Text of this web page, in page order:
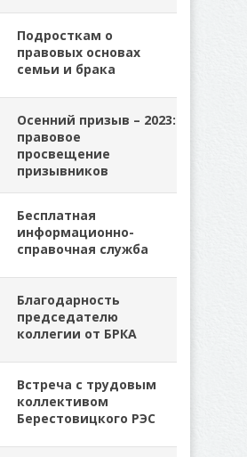
Подросткам о
правовых основах
семьи и брака
Осенний призыв – 2023:
правовое
просвещение
призывников
Бесплатная
информационно-
справочная служба
Благодарность
председателю
коллегии от БРКА
Встреча с трудовым
коллективом
Берестовицкого РЭС